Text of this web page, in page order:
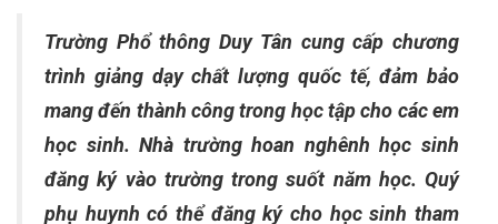
Trường Phổ thông Duy Tân cung cấp chương
trình giảng dạy chất lượng quốc tế, đảm bảo
mang đến thành công trong học tập cho các em
học sinh. Nhà trường hoan nghênh học sinh
đăng ký vào trường trong suốt năm học. Quý
phụ huynh có thể đăng ký cho học sinh tham